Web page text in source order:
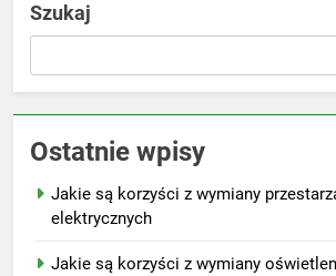
Szukaj
Ostatnie wpisy
Jakie są korzyści z wymiany
elektrycznych
Jakie są korzyści z wymiany